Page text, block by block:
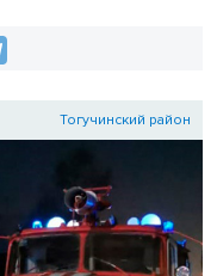
Тогучинский район